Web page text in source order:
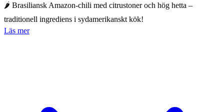
🌶️ Brasiliansk Amazon-chili med citrustoner och hög hetta –
traditionell ingrediens i sydamerikanskt kök!
Läs mer